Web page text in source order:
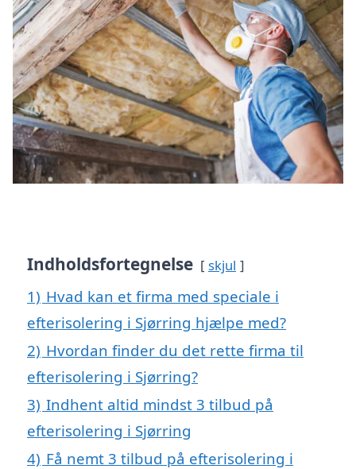
Indholdsfortegnelse skjul
1) Hvad kan et firma med speciale i
efterisolering i Sjørring hjælpe med?
2) Hvordan finder du det rette firma til
efterisolering i Sjørring?
3) Indhent altid mindst 3 tilbud på
efterisolering i Sjørring
4) Få nemt 3 tilbud på efterisolering i